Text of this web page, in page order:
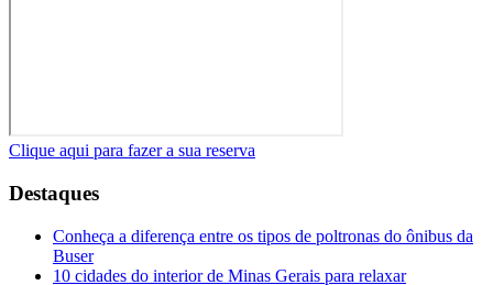
Clique aqui para fazer a sua reserva
Destaques
Conheça a diferença entre os tipos de poltronas do ônibus da
Buser
10 cidades do interior de Minas Gerais para relaxar